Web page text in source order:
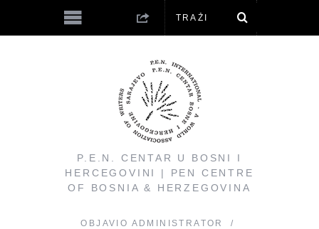
P.E.N. CENTAR U BOSNI I
HERCEGOVINI | PEN CENTRE
OF BOSNIA & HERZEGOVINA
OBJAVIO ADMINISTRATOR